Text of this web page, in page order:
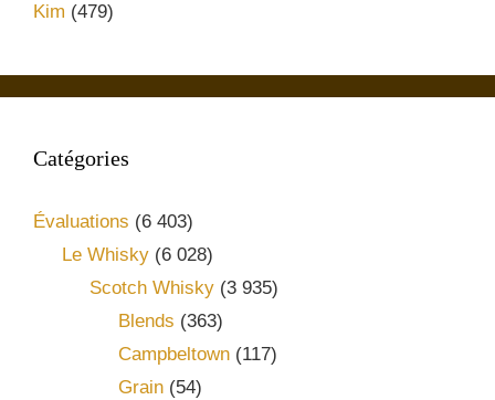
Kim (479)
Catégories
Évaluations (6 403)
Le Whisky(6 028)
Scotch Whisky (3 935)
Blends (363)
Campbeltown(117)
Grain(54)